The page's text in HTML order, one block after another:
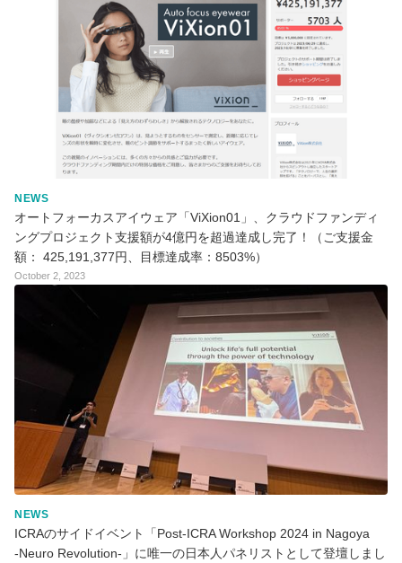
NEWS
オートフォーカスアイウェア「ViXion01」、クラウドファンディ
ングプロジェクト支援額が4億円を超過達成し完了！（ご支援金
額： 425,191,377円、目標達成率：8503%）
October 2, 2023
NEWS
ICRAのサイドイベント「Post-ICRA Workshop 2024 in Nagoya
‐Neuro Revolution-」に唯一の日本人パネリストとして登壇しまし